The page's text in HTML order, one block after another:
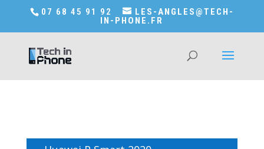
Accédez a Shop-in-tech-in-phone
07 68 45 91 92
LES-ANGLES@TECH-
IN-PHONE.FR